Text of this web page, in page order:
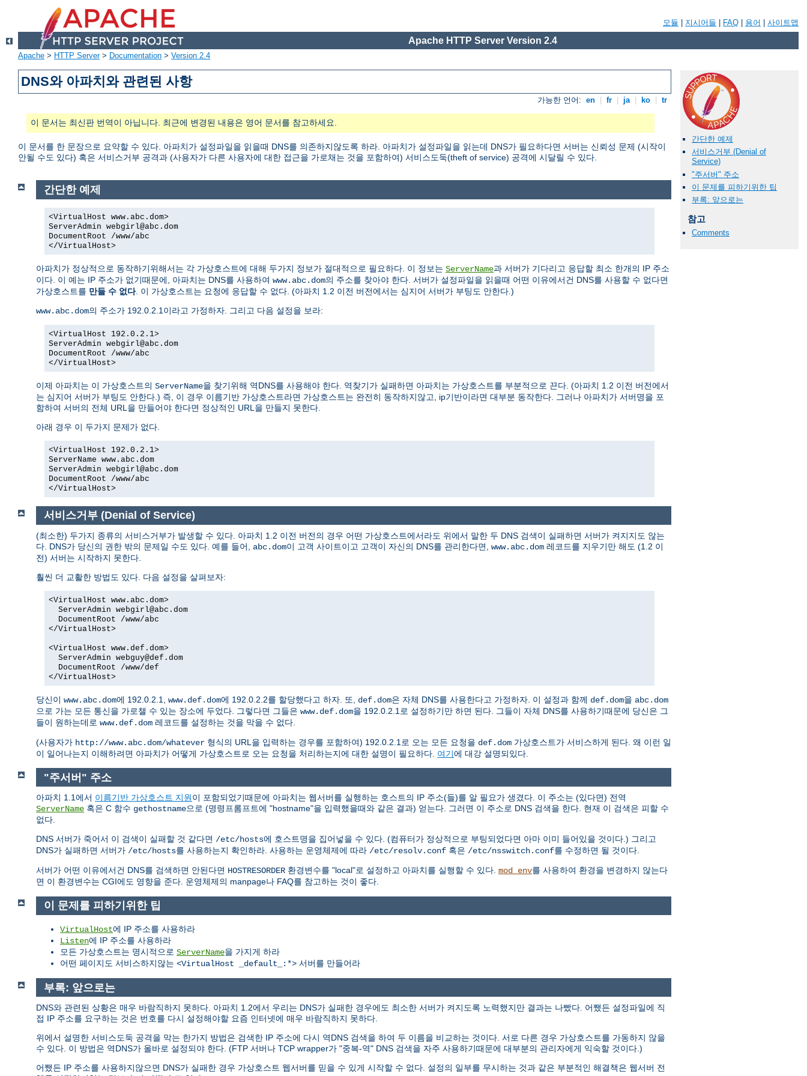
모듈 지시어들 FAQ 용어 사이트맵
Apache HTTP Server Version 2.4
Apache > HTTP Server> Documentation > Version 2.4
DNS와 아파치와 관련된 사항
가능한 언어: en fr ja ko tr
이 문서는 최신판 번역이 아닙니다. 최근에 변경된 내용은 영어 문서를 참고하세요.
이 문서를 한 문장으로 요약할 수 있다. 아파치가 설정파일을 읽을때 DNS를 의존하지않도록 하라. 아파치가 설정파일을 읽는데 DNS가 필요하다면 서버는 신뢰성 문제 (시작이
안될 수도 있다) 혹은 서비스거부 공격과 (사용자가 다른 사용자에 대한 접근을 가로채는 것을 포함하여) 서비스도둑(theft of service) 공격에 시달릴 수 있다.
간단한 예제
서비스거부 (Denial of
Service)
"주서버" 주소
이 문제를 피하기위한 팁
부록: 앞으로는
참고
Comments
간단한 예제
<VirtualHost www.abc.dom>
ServerAdmin webgirl@abc.dom
DocumentRoot /www/abc
</VirtualHost>
아파치가 정상적으로 동작하기위해서는 각 가상호스트에 대해 두가지 정보가 절대적으로 필요하다. 이 정보는 ServerName과 서버가 기다리고 응답할 최소 한개의 IP 주소
이다. 이 예는 IP 주소가 없기때문에, 아파치는 DNS를 사용하여 www.abc.dom의 주소를 찾아야 한다. 서버가 설정파일을 읽을때 어떤 이유에서건 DNS를 사용할 수 없다면
가상호스트를 만들 수 없다. 이 가상호스트는 요청에 응답할 수 없다. (아파치 1.2 이전 버전에서는 심지어 서버가 부팅도 안한다.)
www.abc.dom의 주소가 192.0.2.1이라고 가정하자. 그리고 다음 설정을 보라:
<VirtualHost 192.0.2.1>
ServerAdmin webgirl@abc.dom
DocumentRoot /www/abc
</VirtualHost>
이제 아파치는 이 가상호스트의 ServerName을 찾기위해 역DNS를 사용해야 한다. 역찾기가 실패하면 아파치는 가상호스트를 부분적으로 끈다. (아파치 1.2 이전 버전에서
는 심지어 서버가 부팅도 안한다.) 즉, 이 경우 이름기반 가상호스트라면 가상호스트는 완전히 동작하지않고, ip기반이라면 대부분 동작한다. 그러나 아파치가 서버명을 포
함하여 서버의 전체 URL을 만들어야 한다면 정상적인 URL을 만들지 못한다.
아래 경우 이 두가지 문제가 없다.
<VirtualHost 192.0.2.1>
ServerName www.abc.dom
ServerAdmin webgirl@abc.dom
DocumentRoot /www/abc
</VirtualHost>
서비스거부 (Denial of Service)
(최소한) 두가지 종류의 서비스거부가 발생할 수 있다. 아파치 1.2 이전 버전의 경우 어떤 가상호스트에서라도 위에서 말한 두 DNS 검색이 실패하면 서버가 켜지지도 않는
다. DNS가 당신의 권한 밖의 문제일 수도 있다. 예를 들어, abc.dom이 고객 사이트이고 고객이 자신의 DNS를 관리한다면, www.abc.dom 레코드를 지우기만 해도 (1.2 이
전) 서버는 시작하지 못한다.
훨씬 더 교활한 방법도 있다. 다음 설정을 살펴보자:
<VirtualHost www.abc.dom>
ServerAdmin webgirl@abc.dom
DocumentRoot /www/abc
</VirtualHost>
<VirtualHost www.def.dom>
ServerAdmin webguy@def.dom
DocumentRoot /www/def
</VirtualHost>
당신이 www.abc.dom에 192.0.2.1, www.def.dom에 192.0.2.2를 할당했다고 하자. 또, def.dom은 자체 DNS를 사용한다고 가정하자. 이 설정과 함께 def.dom을 abc.dom
으로 가는 모든 통신을 가로챌 수 있는 장소에 두었다. 그렇다면 그들은 www.def.dom을 192.0.2.1로 설정하기만 하면 된다. 그들이 자체 DNS를 사용하기때문에 당신은 그
들이 원하는데로 www.def.dom 레코드를 설정하는 것을 막을 수 없다.
(사용자가 http://www.abc.dom/whatever 형식의 URL을 입력하는 경우를 포함하여) 192.0.2.1로 오는 모든 요청을 def.dom 가상호스트가 서비스하게 된다. 왜 이런 일
이 일어나는지 이해하려면 아파치가 어떻게 가상호스트로 오는 요청을 처리하는지에 대한 설명이 필요하다. 여기에 대강 설명되있다.
"주서버" 주소
아파치 1.1에서 이름기반 가상호스트 지원이 포함되었기때문에 아파치는 웹서버를 실행하는 호스트의 IP 주소(들)를 알 필요가 생겼다. 이 주소는 (있다면) 전역
ServerName 혹은 C 함수 gethostname으로 (명령프롬프트에 "hostname"을 입력했을때와 같은 결과) 얻는다. 그러면 이 주소로 DNS 검색을 한다. 현재 이 검색은 피할 수
없다.
DNS 서버가 죽어서 이 검색이 실패할 것 같다면 /etc/hosts에 호스트명을 집어넣을 수 있다. (컴퓨터가 정상적으로 부팅되었다면 아마 이미 들어있을 것이다.) 그리고
DNS가 실패하면 서버가 /etc/hosts를 사용하는지 확인하라. 사용하는 운영체제에 따라 /etc/resolv.conf 혹은 /etc/nsswitch.conf를 수정하면 될 것이다.
서버가 어떤 이유에서건 DNS를 검색하면 안된다면 HOSTRESORDER 환경변수를 "local"로 설정하고 아파치를 실행할 수 있다. mod_env를 사용하여 환경을 변경하지 않는다
면 이 환경변수는 CGI에도 영향을 준다. 운영체제의 manpage나 FAQ를 참고하는 것이 좋다.
이 문제를 피하기위한 팁
VirtualHost에 IP 주소를 사용하라
Listen에 IP 주소를 사용하라
모든 가상호스트는 명시적으로 ServerName을 가지게 하라
어떤 페이지도 서비스하지않는 <VirtualHost _default_:*> 서버를 만들어라
부록: 앞으로는
DNS와 관련된 상황은 매우 바람직하지 못하다. 아파치 1.2에서 우리는 DNS가 실패한 경우에도 최소한 서버가 켜지도록 노력했지만 결과는 나빴다. 어쨌든 설정파일에 직
접 IP 주소를 요구하는 것은 번호를 다시 설정해야할 요즘 인터넷에 매우 바람직하지 못하다.
위에서 설명한 서비스도둑 공격을 막는 한가지 방법은 검색한 IP 주소에 다시 역DNS 검색을 하여 두 이름을 비교하는 것이다. 서로 다른 경우 가상호스트를 가동하지 않을
수 있다. 이 방법은 역DNS가 올바로 설정되야 한다. (FTP 서버나 TCP wrapper가 "중복-역" DNS 검색을 자주 사용하기때문에 대부분의 관리자에게 익숙할 것이다.)
어쨌든 IP 주소를 사용하지않으면 DNS가 실패한 경우 가상호스트 웹서버를 믿을 수 있게 시작할 수 없다. 설정의 일부를 무시하는 것과 같은 부분적인 해결책은 웹서버 전